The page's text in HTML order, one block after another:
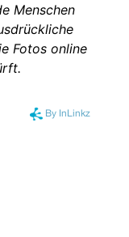
Menschen
Fotos online